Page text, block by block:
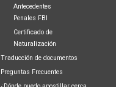
Antecedentes
Penales FBI
Certificado de
Naturalización
Traducción de documentos
Preguntas Frecuentes